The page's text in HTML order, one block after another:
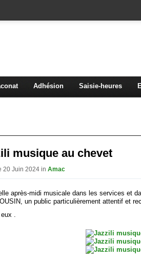
Adhésion Saisie-heures
musique au chevet
20 Juin 2024 in Amac
après-midi musicale dans les services et
un public particulièrement attentif et
.